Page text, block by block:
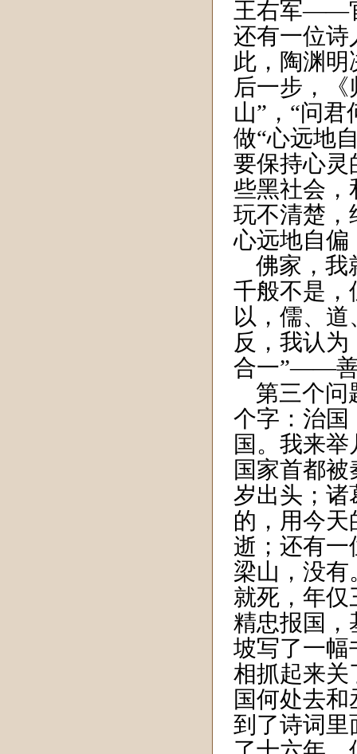
王右军——
还有一位诗
此，陶渊明
后一步，
山”，“问
做“心远地
要保持心灵
些黑社会，
玩不清楚，
心远地自偏
佛家，我
千般不是，
以，儒、
反，我认
合一”——善
第三个问
个字：治国
国。我来
国家首都
岁出头；诸
的，用今
逝；还有一
梁山，没有
就死，年
精忠报国，
坡写了一幅
相抓起来关
国何处去
到了诗词里